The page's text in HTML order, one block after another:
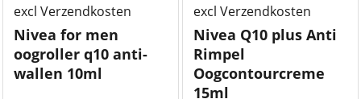
excl Verzendkosten
Nivea for men
oogroller q10 anti-
wallen 10ml
excl Verzendkosten
Nivea Q10 plus Anti
Rimpel
Oogcontourcreme
15ml